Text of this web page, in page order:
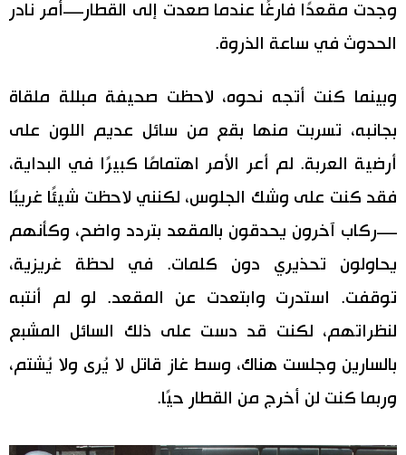
وجدت مقعدًا فارغًا عندما صعدت إلى القطار—أمر نادر
الحدوث في ساعة الذروة.
وبينما كنت أتجه نحوه، لاحظت صحيفة مبللة ملقاة
بجانبه، تسربت منها بقع من سائل عديم اللون على
أرضية العربة. لم أعر الأمر اهتمامًا كبيرًا في البداية،
فقد كنت على وشك الجلوس، لكنني لاحظت شيئًا غريبًا
—ركاب آخرون يحدقون بالمقعد بتردد واضح، وكأنهم
يحاولون تحذيري دون كلمات. في لحظة غريزية،
توقفت. استدرت وابتعدت عن المقعد. لو لم أنتبه
لنظراتهم، لكنت قد دست على ذلك السائل المشبع
بالسارين وجلست هناك، وسط غاز قاتل لا يُرى ولا يُشتم،
وربما كنت لن أخرج من القطار حيًا.